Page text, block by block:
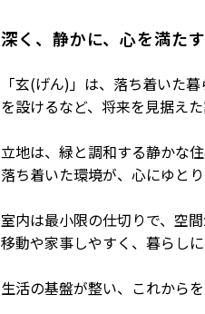
深く、静かに、心を満たす
「玄(げん)」は、落ち着いた
を設けるなど、将来を見据えた
立地は、緑と調和する静かな住
落ち着いた環境が、心にゆとり
室内は最小限の仕切りで、空
移動や家事しやすく、暮らし
生活の基盤が整い、これから